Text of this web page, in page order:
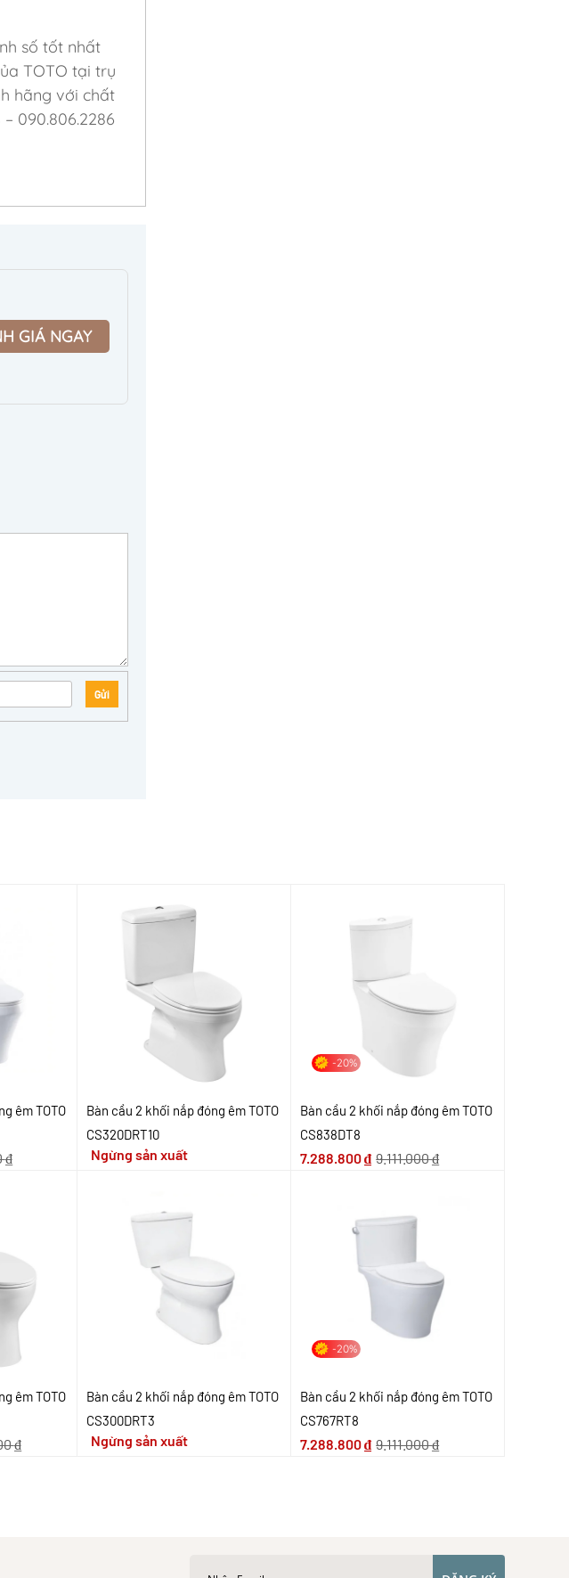
số tốt nhất
TOTO tại trụ
hãng với chất
090.806.2286
GIÁ NGAY
Gửi
êm TOTO
₫
Bàn cầu 2 khối nắp đóng êm TOTO
CS320DRT10
Ngừng sản xuất
-20%
Bàn cầu 2 khối nắp đóng êm TOTO
CS838DT8
7.288.800₫ 9.111.000₫
êm TOTO
₫
Bàn cầu 2 khối nắp đóng êm TOTO
CS300DRT3
Ngừng sản xuất
-20%
Bàn cầu 2 khối nắp đóng êm TOTO
CS767RT8
7.288.800₫ 9.111.000₫